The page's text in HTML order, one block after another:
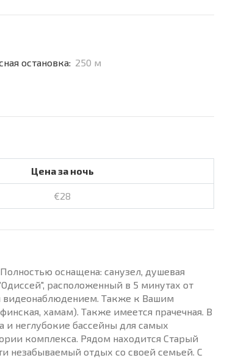
остановка: 250 м
Цена за ночь
€28
оснащена: санузел, душевая
расположенный в 5 минутах от
видеонаблюдением. Также к Вашим
хамам). Также имеется прачечная. В
и неглубокие бассейны для самых
комплекса. Рядом находится Старый
незабываемый отдых со своей семьей. С